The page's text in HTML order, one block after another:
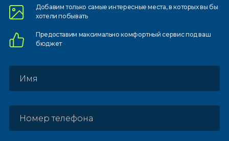
Добавим только самыеинтересные места, в которыхвы бы
хотели побывать
Предоставим максимально комфортныйсервис под ваш
бюджет